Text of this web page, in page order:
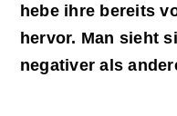
hebe ihre bereits
hervor. Man sieht
negativer als